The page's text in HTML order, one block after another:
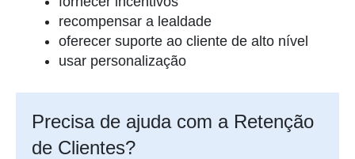
recompensar a lealdade
oferecer suporte ao cliente de alto nível
usar personalização
Precisa de ajuda com a Retenção
de Clientes?